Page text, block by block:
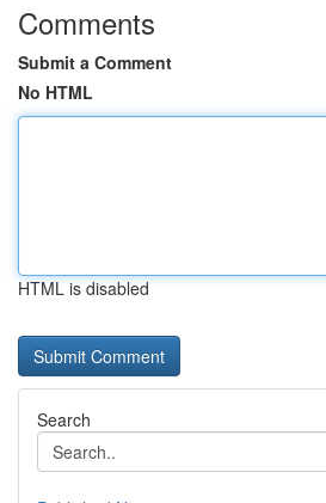
Comments
Submit a Comment
No HTML
HTML is disabled
Search